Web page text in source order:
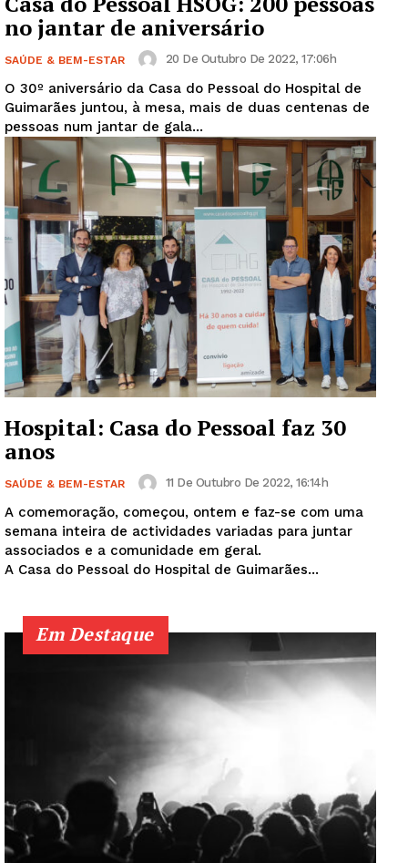
Guimarães, agora!
SUBSCREVA JÁ!
no jantar de aniversário
SAÚDE & BEM-ESTAR 20 De Outubro De 2022, 17:06h
O 30º aniversário da Casa do Pessoal do Hospital de
Guimarães juntou, à mesa, mais de duas centenas de
pessoas num jantar de gala...
Hospital: Casa do Pessoal faz 30
anos
SAÚDE & BEM-ESTAR 11 De Outubro De 2022, 16:14h
A comemoração, começou, ontem e faz-se com uma
semana inteira de actividades variadas para juntar
associados e a comunidade em geral.
A Casa do Pessoal do Hospital de Guimarães...
Em Destaque